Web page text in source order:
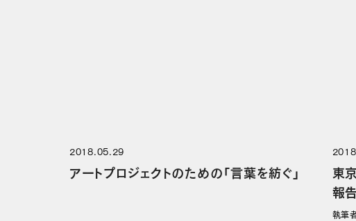
2018.05.29
アートプロジェクトのための「言葉を紡ぐ」
東
報
執筆